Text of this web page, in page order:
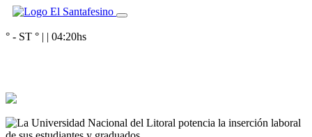
° - ST ° | | 04:20hs